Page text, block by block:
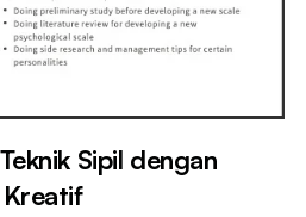
Sipil dengan